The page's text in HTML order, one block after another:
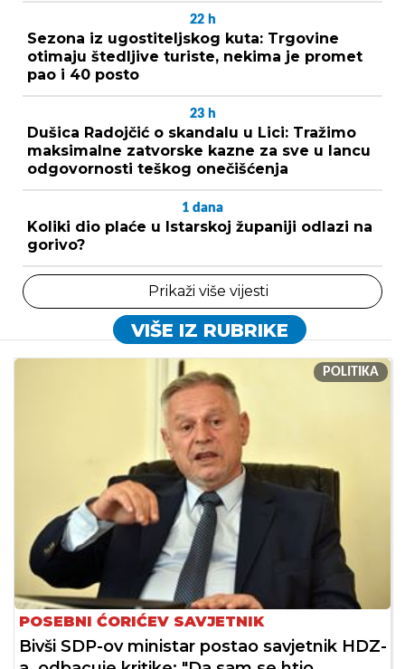
22 h
Sezona iz ugostiteljskog kuta: Trgovine
otimaju štedljive turiste, nekima je promet
pao i 40 posto
23 h
Dušica Radojčić o skandalu u Lici: Tražimo
maksimalne zatvorske kazne za sve u lancu
odgovornosti teškog onečišćenja
1 dana
Koliki dio plaće u Istarskoj županiji odlazi na
gorivo?
Prikaži više vijesti
VIŠE IZ RUBRIKE
POLITIKA
POSEBNI ĆORIĆEV SAVJETNIK
Bivši SDP-ov ministar postao savjetnik HDZ-